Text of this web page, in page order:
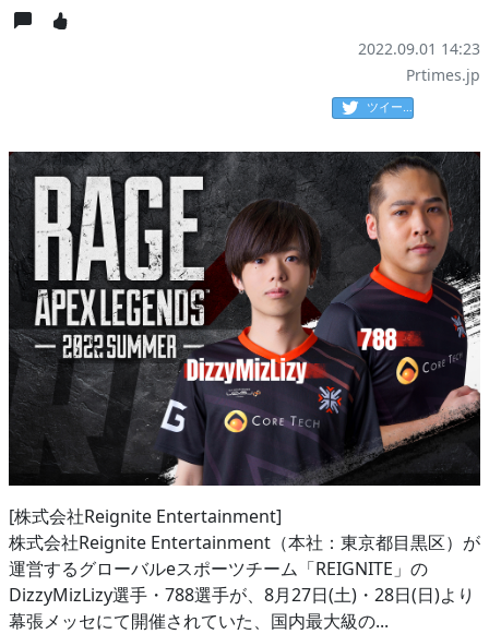
2022.09.01 14:23
Prtimes.jp
ツイート
[株式会社Reignite Entertainment]
株式会社Reignite Entertainment（本社：東京都目黒区）が
運営するグローバルeスポーツチーム「REIGNITE」の
DizzyMizLizy選手・788選手が、8月27日(土)・28日(日)より
幕張メッセにて開催されていた、国内最大級の...